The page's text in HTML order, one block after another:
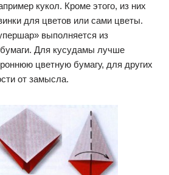
кукол. Кроме этого, из них
для цветов или сами цветы.
выполняется из
бумаги. Для кусудамы лучше
цветную бумагу, для других
от замысла.